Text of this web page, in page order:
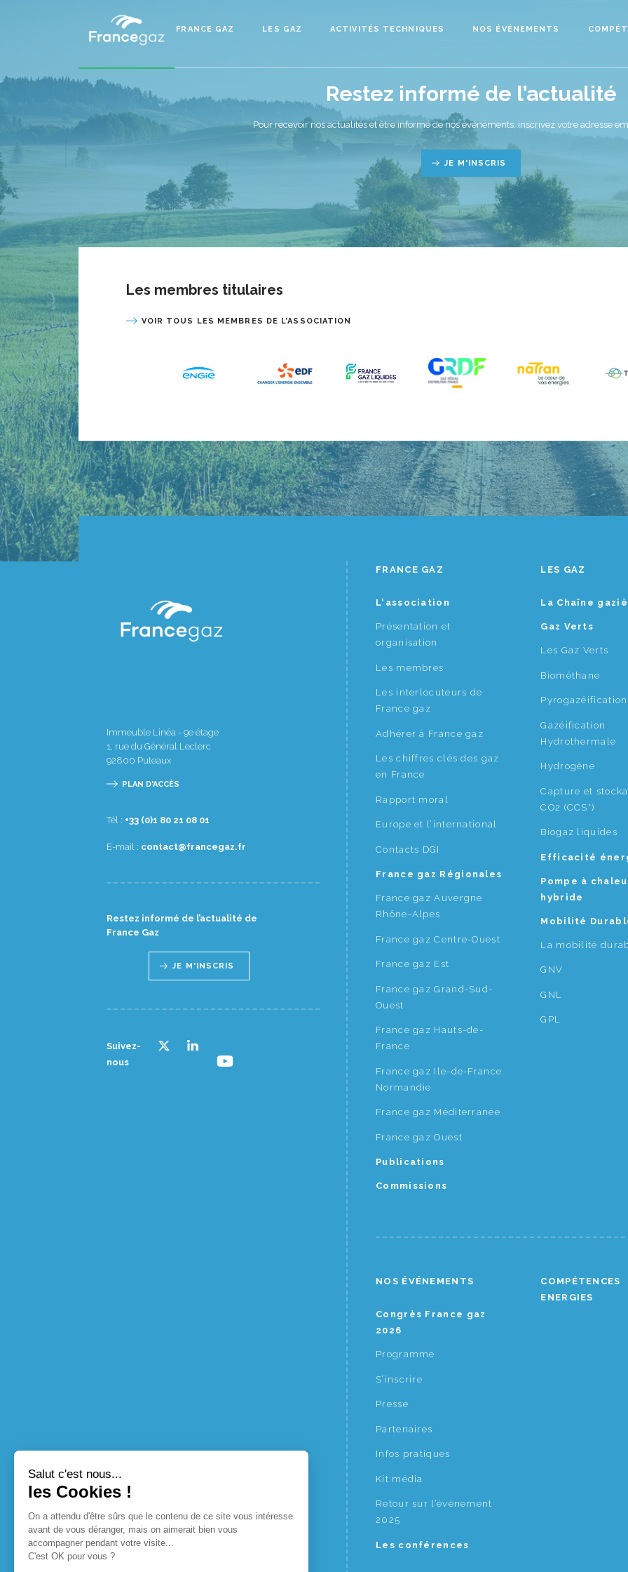
FRANCE GAZ LES GAZ ACTIVITÉS TECHNIQUES NOS ÉVÉNEMENTS
Restez informé de l’actualité
Pour recevoir nos actualités et être informé de nos événements, inscrivez votre adresse
JE M'INSCRIS
Les membres titulaires
VOIR TOUS LES MEMBRES DE L’ASSOCIATION
Immeuble Linéa - 9e étage
1, rue du Général Leclerc
92800 Puteaux
PLAN D'ACCÈS
Tél : 10 80 12 08 1(0) 33+
E-mail : rf.zagecnarf@tcatnoc
Restez informé de l’actualité de
France Gaz
JE M'INSCRIS
Suivez-
nous
FRANCE GAZ
L'association
Présentation et
organisation
Les membres
Les interlocuteurs de
France gaz
Adhérer à France gaz
Les chiffres clés des gaz
en France
Rapport moral
Europe et l’international
Contacts DGI
France gaz Régionales
France gaz Auvergne
Rhône-Alpes
France gaz Centre-Ouest
France gaz Est
France gaz Grand-Sud-
Ouest
France gaz Hauts-de-
France
France gaz Ile-de-France
Normandie
France gaz Méditerranée
France gaz Ouest
Publications
Commissions
LES GAZ
La Chaîne
Gaz Verts
Les Gaz Verts
Biométhane
Pyrogazéification
Gazéification
Hydrothermale
Hydrogène
Capture et
CO2 (CCS*)
Biogaz liquides
Efficacité
Pompe à
hybride
Mobilité
La mobilité
GNV
GNL
GPL
NOS ÉVÉNEMENTS
Congrès France gaz
2026
Programme
S’inscrire
Presse
Partenaires
Infos pratiques
Kit média
Retour sur l’évènement
2025
Les conférences
COMPÉTENCES
ENERGIES
Salut c'est nous...
les Cookies !
On a attendu d'être sûrs que le contenu de ce site vous intéresse
avant de vous déranger, mais on aimerait bien vous
accompagner pendant votre visite...
C'est OK pour vous ?